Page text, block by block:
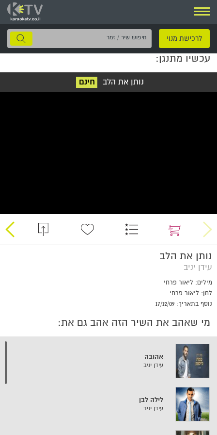
ניווט
לרכישת מנוי
חיפוש
שיר
עכשיו מתנגן:
נותן את הלב חינם
נותן את הלב
עידן יניב
מילים: ליאור פרחי
לחן: ליאור פרחי
נוסף בתאריך: 17/12/09
מי שאהב את השיר הזה אהב גם את:
אהובה
עידן יניב
לילה לבן
עידן יניב